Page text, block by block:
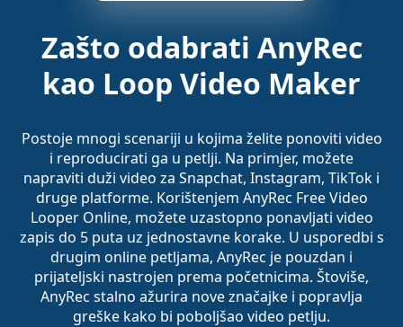
Zašto odabrati AnyRec
kao Loop Video Maker
Postoje mnogi scenariji u kojima želite ponoviti video
i reproducirati ga u petlji. Na primjer, možete
napraviti duži video za Snapchat, Instagram, TikTok i
druge platforme. Korištenjem AnyRec Free Video
Looper Online, možete uzastopno ponavljati video
zapis do 5 puta uz jednostavne korake. U usporedbi s
drugim online petljama, AnyRec je pouzdan i
prijateljski nastrojen prema početnicima. Štoviše,
AnyRec stalno ažurira nove značajke i popravlja
greške kako bi poboljšao video petlju.